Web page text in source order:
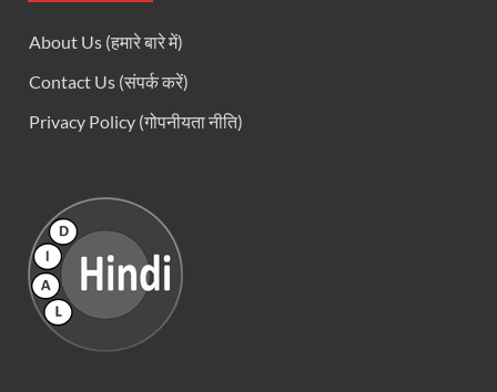
About Us (हमारे बारे में)
Contact Us (संपर्क करें)
Privacy Policy (गोपनीयता नीति)